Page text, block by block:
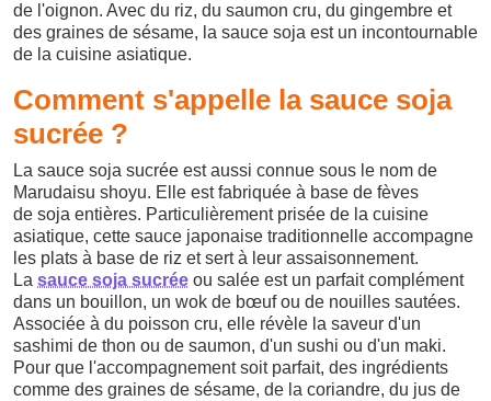
de l'oignon. Avec du riz, du saumon cru, du gingembre et
des graines de sésame, la sauce soja est un incontournable
de la cuisine asiatique.
Comment s'appelle la sauce soja
sucrée ?
La sauce soja sucrée est aussi connue sous le nom de
Marudaisu shoyu. Elle est fabriquée à base de fèves
de soja entières. Particulièrement prisée de la cuisine
asiatique, cette sauce japonaise traditionnelle accompagne
les plats à base de riz et sert à leur assaisonnement.
La sauce soja sucrée ou salée est un parfait complément
dans un bouillon, un wok de bœuf ou de nouilles sautées.
Associée à du poisson cru, elle révèle la saveur d'un
sashimi de thon ou de saumon, d'un sushi ou d'un maki.
Pour que l'accompagnement soit parfait, des ingrédients
comme des graines de sésame, de la coriandre, du jus de